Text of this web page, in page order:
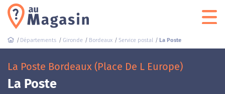
Départements Gironde Bordeaux Service postal La Poste
La Poste Bordeaux (Place De L Europe)
La Poste